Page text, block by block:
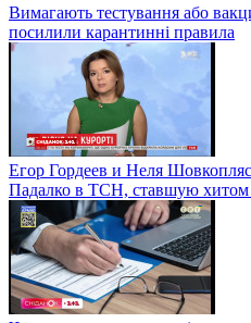
Вимагають тестування або
посилили карантинні правила
Егор Гордеев и Неля
Падалко в ТСН, ставшую хитом